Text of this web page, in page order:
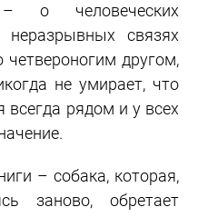
человеческих
связях
другом,
не умирает, что
рядом и у всех
– собака, которая,
заново, обретает